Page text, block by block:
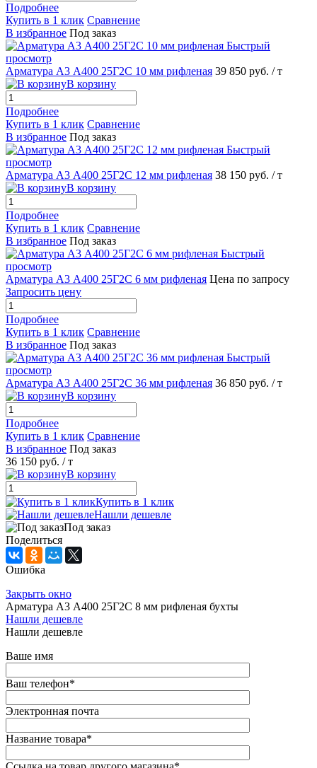
Подробнее
Купить в 1 клик Сравнение
В избранное Под заказ
Быстрый
просмотр
Арматура А3 А400 25Г2С 10 мм рифленая 39 850 руб. / т
В корзину
Подробнее
Купить в 1 клик Сравнение
В избранное Под заказ
Быстрый
просмотр
Арматура А3 А400 25Г2С 12 мм рифленая 38 150 руб. / т
В корзину
Подробнее
Купить в 1 клик Сравнение
В избранное Под заказ
Быстрый
просмотр
Арматура А3 А400 25Г2С 6 мм рифленая Цена по запросу
Запросить цену
Подробнее
Купить в 1 клик Сравнение
В избранное Под заказ
Быстрый
просмотр
Арматура А3 А400 25Г2С 36 мм рифленая 36 850 руб. / т
В корзину
Подробнее
Купить в 1 клик Сравнение
В избранное Под заказ
36 150 руб. / т
В корзину
Купить в 1 клик
Нашли дешевле
Под заказ
Поделиться
Ошибка
Закрыть окно
Арматура А3 А400 25Г2С 8 мм рифленая бухты
Нашли дешевле
Нашли дешевле
Ваше имя
Ваш телефон*
Электронная почта
Название товара*